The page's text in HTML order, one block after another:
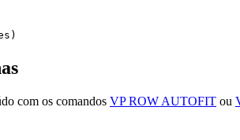
)
com os comandos VP ROW AUTOFIT ou